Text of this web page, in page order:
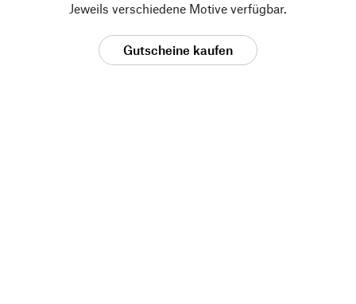
Jeweils verschiedene Motive verfügbar.
Gutscheine kaufen